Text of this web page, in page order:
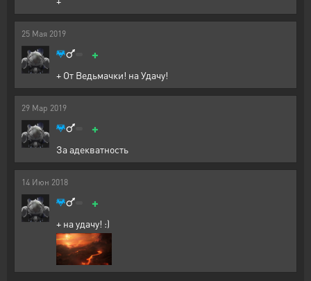
25 Мая 2019
+
+ От Ведьмачки! на Удачу!
29 Мар 2019
+
За адекватность
14 Июн 2018
+
+ на удачу! :)